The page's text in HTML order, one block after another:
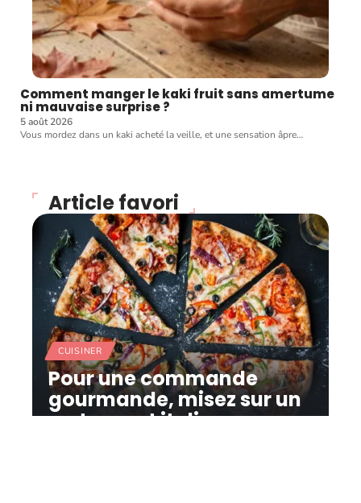
Comment manger le kaki fruit sans amertume
ni mauvaise surprise ?
5 août 2026
Vous mordez dans un kaki acheté la veille, et une sensation âpre…
Article favori
CUISINER
Pour une commande
gourmande, misez sur un
restaurant italien